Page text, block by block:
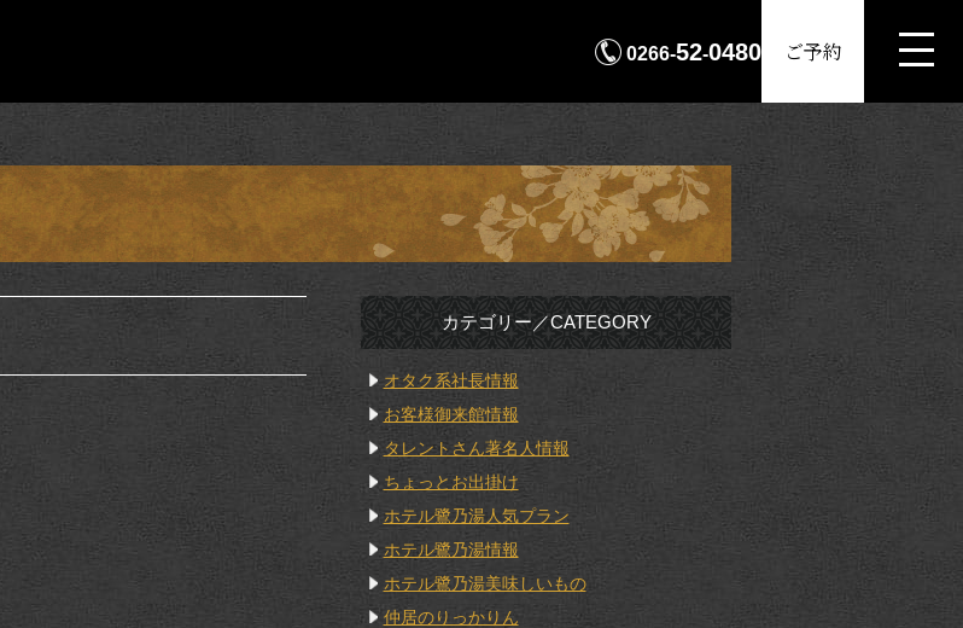
0266-52-0480 ご予約
カテゴリー／CATEGORY
オタク系社長情報
お客様御来館情報
タレントさん著名人情報
ちょっとお出掛け
ホテル鷺乃湯人気プラン
ホテル鷺乃湯情報
ホテル鷺乃湯美味しいもの
仲居のりっかりん